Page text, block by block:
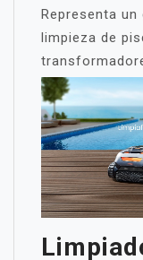
Representa
limpieza de